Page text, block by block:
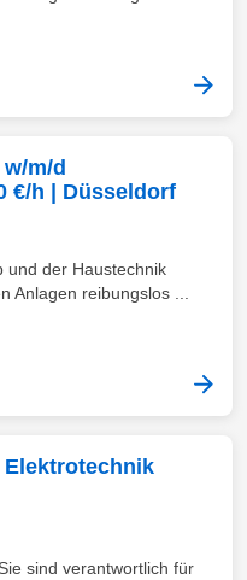
m/d
€/h | Düsseldorf
und der Haustechnik
Anlagen reibungslos ...
sind verantwortlich für